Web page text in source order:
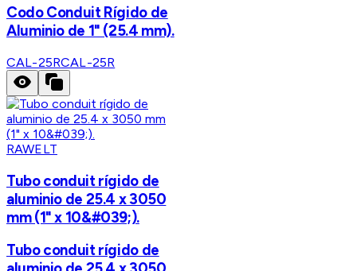
Codo Conduit Rígido de
Aluminio de 1" (25.4 mm).
CAL-25RCAL-25R
RAWELT
Tubo conduit rígido de
aluminio de 25.4 x 3050
mm (1" x 10&#039;).
Tubo conduit rígido de